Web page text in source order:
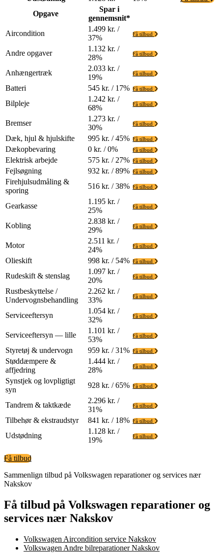
Opgave
Spar i
gennemsnit*
Aircondition
1.499 kr. /
37%
Få tilbud
Andre opgaver
1.132 kr. /
28%
Få tilbud
Anhængertræk
2.033 kr. /
19%
Få tilbud
Batteri 545 kr. / 17% Få tilbud
Bilpleje
1.242 kr. /
68%
Få tilbud
Bremser
1.273 kr. /
30%
Få tilbud
Dæk, hjul & hjulskifte 995 kr. / 45% Få tilbud
Dækopbevaring 0 kr. / 0% Få tilbud
Elektrisk arbejde 575 kr. / 27% Få tilbud
Fejlsøgning 932 kr. / 89% Få tilbud
Firehjulsudmåling &
sporing
516 kr. / 38% Få tilbud
Gearkasse
1.195 kr. /
25%
Få tilbud
Kobling
2.838 kr. /
29%
Få tilbud
Motor
2.511 kr. /
24%
Få tilbud
Olieskift 998 kr. / 54% Få tilbud
Rudeskift & stenslag
1.097 kr. /
20%
Få tilbud
Rustbeskyttelse /
Undervognsbehandling
2.262 kr. /
33%
Få tilbud
Serviceeftersyn
1.054 kr. /
32%
Få tilbud
Serviceeftersyn — lille
1.101 kr. /
53%
Få tilbud
Styretøj & undervogn 959 kr. / 31% Få tilbud
Støddæmpere &
affjedring
1.444 kr. /
28%
Få tilbud
Synstjek og lovpligtigt
syn
928 kr. / 65% Få tilbud
Tandrem & taktkæde
2.296 kr. /
31%
Få tilbud
Tilbehør & ekstraudstyr 841 kr. / 18% Få tilbud
Udstødning
1.128 kr. /
19%
Få tilbud
Få tilbud
Sammenlign tilbud på Volkswagen reparationer og services nær
Nakskov
Få tilbud på Volkswagen reparationer og
services nær Nakskov
Volkswagen Aircondition service Nakskov
Volkswagen Andre bilreparationer Nakskov